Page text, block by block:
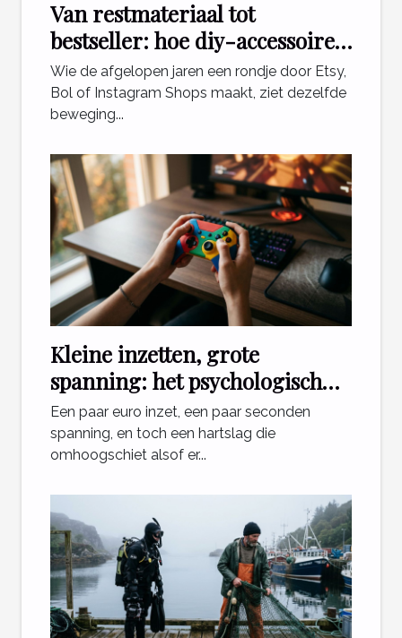
Van restmateriaal tot
bestseller: hoe diy-accessoires
de e-commerce veranderen
Wie de afgelopen jaren een rondje door Etsy,
Bol of Instagram Shops maakt, ziet dezelfde
beweging...
Kleine inzetten, grote
spanning: het psychologisch
effect van mini games
Een paar euro inzet, een paar seconden
spanning, en toch een hartslag die
omhoogschiet alsof er...